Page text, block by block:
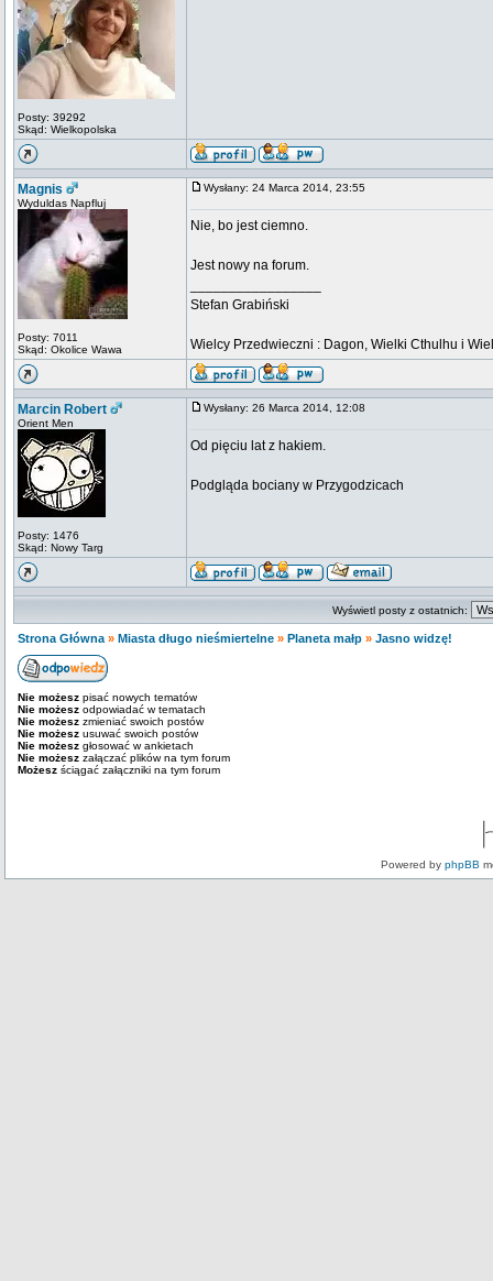
Posty: 39292
Skąd: Wielkopolska
Magnis
Wyduldas Napfluj
Posty: 7011
Skąd: Okolice Wawa
Wysłany: 24 Marca 2014, 23:55
Nie, bo jest ciemno.
Jest nowy na forum.
Stefan Grabiński
Wielcy Przedwieczni : Dagon, Wielki Cthulhu i
Marcin Robert
Orient Men
Posty: 1476
Skąd: Nowy Targ
Wysłany: 26 Marca 2014, 12:08
Od pięciu lat z hakiem.
Podgląda bociany w Przygodzicach
Wyświetl posty z ostatnich:
Strona Główna » Miasta długo nieśmiertelne » Planeta małp » Jasno widzę!
Nie możesz pisać nowych tematów
Nie możesz odpowiadać w tematach
Nie możesz zmieniać swoich postów
Nie możesz usuwać swoich postów
Nie możesz głosować w ankietach
Nie możesz załączać plików na tym forum
Możesz ściągać załączniki na tym forum
Powered by phpBB